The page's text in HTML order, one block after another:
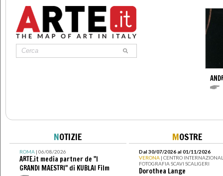
NOTIZIE
ROMA| 06/08/2026
ARTE.it media partner de "I
GRANDI MAESTRI" di KUBLAI Film
MOSTRE
Dal 30/07/2026 al 01/11/2026
VERONA | CENTRO
FOTOGRAFIA SCAVI SCALIGERI
Dorothea Lange